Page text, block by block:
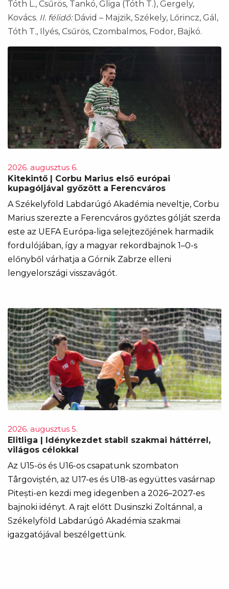
Tóth L., Csűrös, Tankó, Gliga (Tóth T.), Gergely,
Kovács. II. félidő:Dávid – Majzik, Székely, Lőrincz, Gál,
Tóth T., Ilyés, Csűrös, Czombalmos, Fodor, Bajkó.
2026. augusztus 6.
Kitekintő | Corbu Marius első európai
kupagóljával győzött a Ferencváros
A Székelyföld Labdarúgó Akadémia neveltje, Corbu
Marius szerezte a Ferencváros győztes gólját szerda
este az UEFA Európa-liga selejtezőjének harmadik
fordulójában, így a magyar rekordbajnok 1–0-s
előnyből várhatja a Górnik Zabrze elleni
lengyelországi visszavágót.
2026. augusztus 5.
Elitliga | Idénykezdet stabil szakmai háttérrel,
világos célokkal
Az U15-ös és U16-os csapatunk szombaton
Târgoviștén, az U17-es és U18-as együttes vasárnap
Pitești-en kezdi meg idegenben a 2026–2027-es
bajnoki idényt. A rajt előtt Dusinszki Zoltánnal, a
Székelyföld Labdarúgó Akadémia szakmai
igazgatójával beszélgettünk.